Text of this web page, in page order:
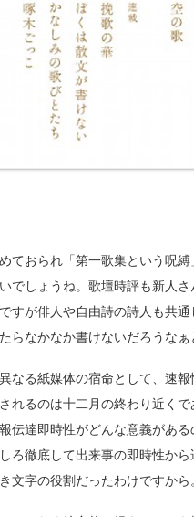
ておられ「第一歌集という呪
でしょうね。歌壇時評も新人
すが俳人や自由詩の詩人も共
らなかなか書けないだろうなぁ
なる紙媒体の宿命として、速
れるのは十二月の終わり近く
伝達即時性がどんな意義があ
ろ徹底して出来事の即時性か
文字の役割だったわけですから。